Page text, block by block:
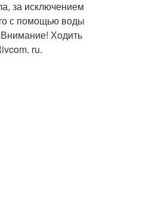
за исключением
с помощью воды
Ходить
ru.